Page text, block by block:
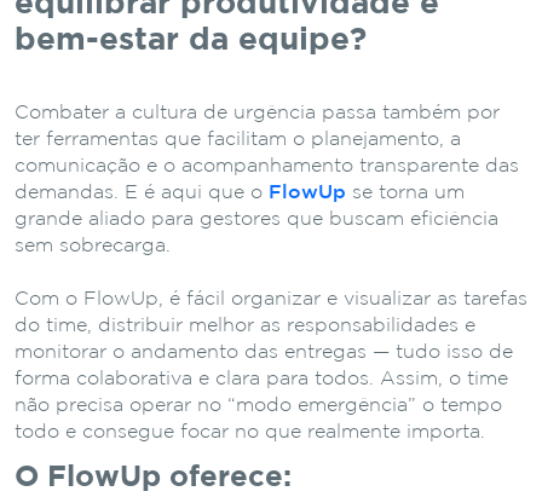
bem-estar da equipe?
Combater a cultura de urgência passa também por
ter ferramentas que facilitam o planejamento, a
comunicação e o acompanhamento transparente das
demandas. E é aqui que o FlowUp se torna um
grande aliado para gestores que buscam eficiência
sem sobrecarga.
Com o FlowUp, é fácil organizar e visualizar as tarefas
do time, distribuir melhor as responsabilidades e
monitorar o andamento das entregas — tudo isso de
forma colaborativa e clara para todos. Assim, o time
não precisa operar no “modo emergência” o tempo
todo e consegue focar no que realmente importa.
O FlowUp oferece: